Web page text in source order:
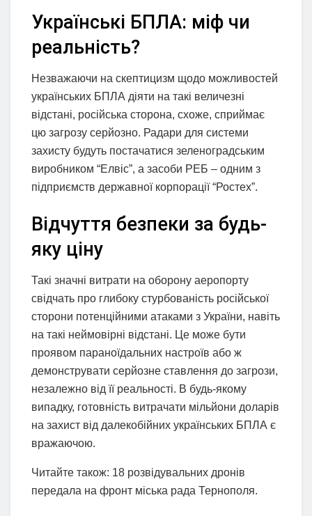
Українські БПЛА: міф чи
реальність?
Незважаючи на скептицизм щодо можливостей
українських БПЛА діяти на такі величезні
відстані, російська сторона, схоже, сприймає
цю загрозу серйозно. Радари для системи
захисту будуть постачатися зеленоградським
виробником “Елвіс”, а засоби РЕБ – одним з
підприємств державної корпорації “Ростех”.
Відчуття безпеки за будь-
яку ціну
Такі значні витрати на оборону аеропорту
свідчать про глибоку стурбованість російської
сторони потенційними атаками з України, навіть
на такі неймовірні відстані. Це може бути
проявом параноїдальних настроїв або ж
демонструвати серйозне ставлення до загрози,
незалежно від її реальності. В будь-якому
випадку, готовність витрачати мільйони доларів
на захист від далекобійних українських БПЛА є
вражаючою.
Читайте також: 18 розвідувальних дронів
передала на фронт міська рада Тернополя.